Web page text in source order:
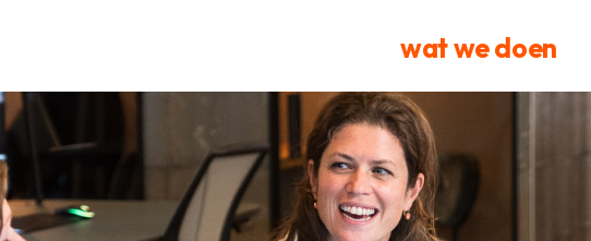
wat we doen